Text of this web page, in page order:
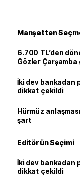
Manşetten
6.700 TL’den
Gözler Çarşamba
İki dev bankadan
dikkat çekildi
Hürmüz
şart
Editörün Seçimi
İki dev bankadan
dikkat çekildi